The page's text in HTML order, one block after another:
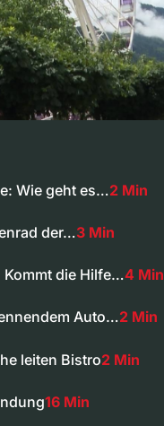
Wie geht es…2 Min
der…3 Min
Kommt die Hilfe…4 Min
Auto…2 Min
leiten Bistro2 Min
16 Min